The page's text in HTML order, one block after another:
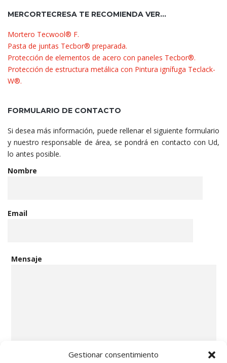
Gestionar consentimiento
MERCORTECRESA TE RECOMIENDA VER…
Mortero Tecwool® F.
Pasta de juntas Tecbor® preparada.
Protección de elementos de acero con paneles Tecbor®.
Protección de estructura metálica con Pintura ignífuga Teclack-
W®.
FORMULARIO DE CONTACTO
Si desea más información, puede rellenar el siguiente formulario
y nuestro responsable de área, se pondrá en contacto con Ud,
lo antes posible.
Nombre
Email
Mensaje